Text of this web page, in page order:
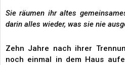
Sie räumen ihr altes
darin alles wieder, was sie nie
Zehn Jahre nach ihrer
noch einmal in dem Haus